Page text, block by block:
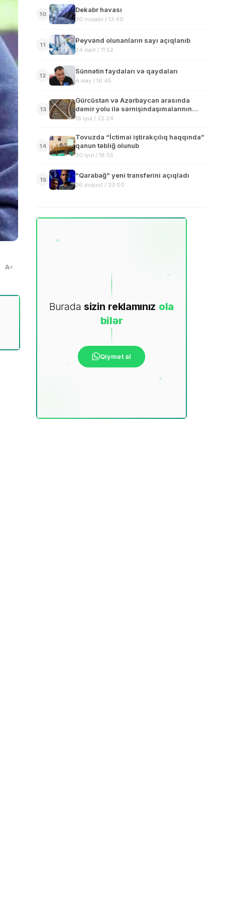
A
10
Dekabr havası
30 noyabr / 13:40
11
Peyvənd olunanların sayı açıqlanıb
24 mart / 11:52
12
Sünnətin faydaları və qaydaları
4 may / 16:45
13
Gürcüstan və Azərbaycan arasında
dəmir yolu ilə sərnişindaşımalarının
bərpası müzakirə edilib
16 iyul / 22:24
14
Tovuzda “İctimai iştirakçılıq haqqında”
qanun təbliğ olunub
30 iyul / 18:55
15
“Qarabağ” yeni transferini açıqladı
26 avqust / 23:00
Burada sizin reklamınız ola
bilər
Qiymət al